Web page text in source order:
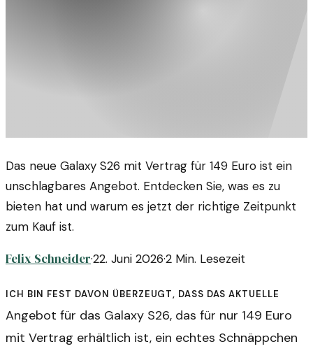
Das neue Galaxy S26 mit Vertrag für 149 Euro ist ein
unschlagbares Angebot. Entdecken Sie, was es zu
bieten hat und warum es jetzt der richtige Zeitpunkt
zum Kauf ist.
Felix Schneider·22. Juni 2026·2 Min. Lesezeit
Ich bin fest davon überzeugt, dass das aktuelle
Angebot für das Galaxy S26, das für nur 149 Euro
mit Vertrag erhältlich ist, ein echtes Schnäppchen